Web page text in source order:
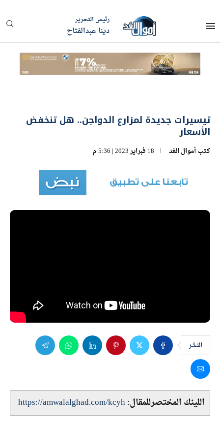
رئيس التحرير
دينا عبدالفتاح
تيسيرات جديدة لمزارع الدواجن.. هل تنخفض
الأسعار
كتبأموال الغد 18 فبراير 2023 | 5:36 م
النشر
اللينك المختصرللمقال:https://amwalalghad.com/kcyh